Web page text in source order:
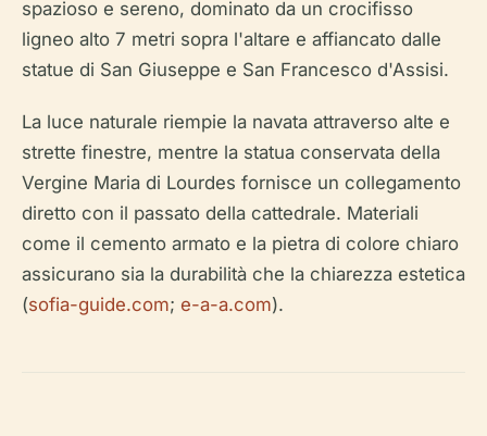
spazioso e sereno, dominato da un crocifisso
ligneo alto 7 metri sopra l'altare e affiancato dalle
statue di San Giuseppe e San Francesco d'Assisi.
La luce naturale riempie la navata attraverso alte e
strette finestre, mentre la statua conservata della
Vergine Maria di Lourdes fornisce un collegamento
diretto con il passato della cattedrale. Materiali
come il cemento armato e la pietra di colore chiaro
assicurano sia la durabilità che la chiarezza estetica
(sofia-guide.com; e-a-a.com).